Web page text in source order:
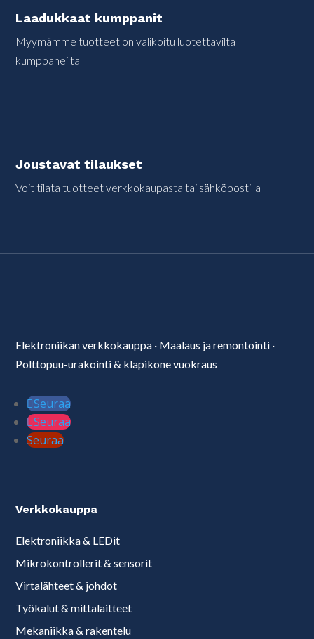
Laadukkaat kumppanit
Myymämme tuotteet on valikoitu luotettavilta
kumppaneilta
Joustavat tilaukset
Voit tilata tuotteet verkkokaupasta tai sähköpostilla
Elektroniikan verkkokauppa · Maalaus ja remontointi ·
Polttopuu-urakointi & klapikone vuokraus
Seuraa
Seuraa
Seuraa
Verkkokauppa
Elektroniikka & LEDit
Mikrokontrollerit & sensorit
Virtalähteet & johdot
Työkalut & mittalaitteet
Mekaniikka & rakentelu